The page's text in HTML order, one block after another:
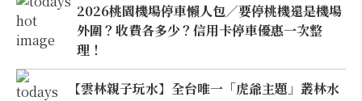
2026桃園機場停車懶人包／要停桃機還是機場
外圍？收費各多少？信用卡停車優惠一次整
理！
【雲林親子玩水】全台唯一「虎爺主題」叢林水